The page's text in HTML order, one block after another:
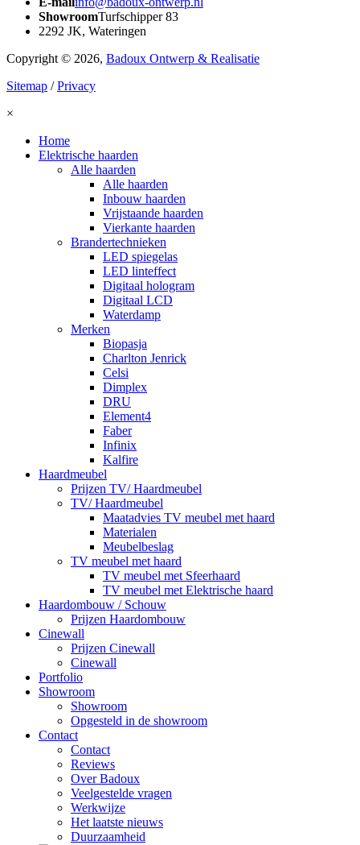
ShowroomTurfschipper 83
2292 JK, Wateringen
Copyright © 2026, Badoux Ontwerp & Realisatie
Sitemap /Privacy
×
Home
Elektrische haarden
Alle haarden
Alle haarden
Inbouw haarden
Vrijstaande haarden
Vierkante haarden
Brandertechnieken
LED spiegelas
LED linteffect
Digitaal hologram
Digitaal LCD
Waterdamp
Merken
Biopasja
Charlton Jenrick
Celsi
Dimplex
DRU
Element4
Faber
Infinix
Kalfire
Haardmeubel
Prijzen TV/ Haardmeubel
TV/ Haardmeubel
Maatadvies TV meubel met haard
Materialen
Meubelbeslag
TV meubel met haard
TV meubel met Sfeerhaard
TV meubel met Elektrische haard
Haardombouw / Schouw
Prijzen Haardombouw
Cinewall
Prijzen Cinewall
Cinewall
Portfolio
Showroom
Showroom
Opgesteld in de showroom
Contact
Contact
Reviews
Over Badoux
Veelgestelde vragen
Werkwijze
Het laatste nieuws
Duurzaamheid